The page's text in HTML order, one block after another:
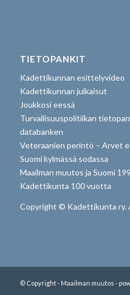
TIETOPANKIT
Kadettikunnan esittelyvideo
Kadettikunnan julkaisut
Joukkosi eessä
Turvallisuuspolitiikan
databanken
Veteraanien perintö – Arvet
Suomi kylmässä sodassa
Maailman muutos ja Suomi
Kadettikunta 100 vuotta
Copyright © Kadettikunta ry.
© Copyright - Maailman muutos -